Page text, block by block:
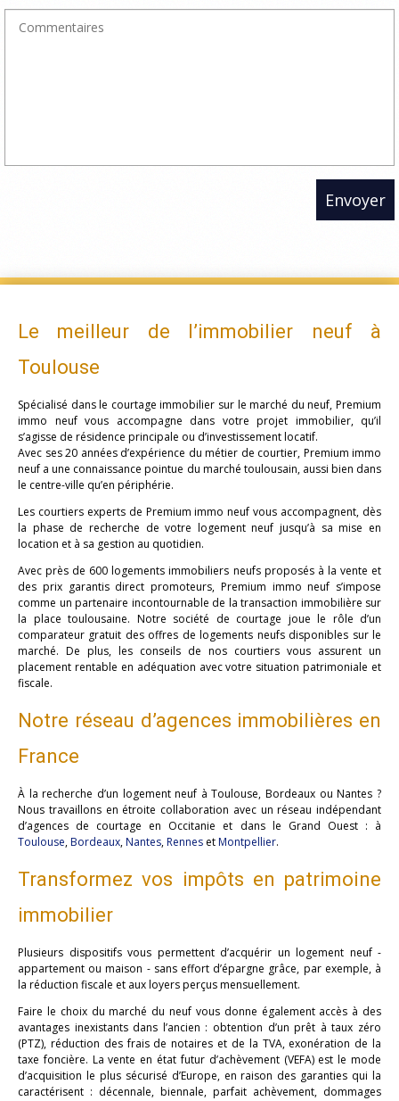
Envoyer
Le meilleur de l’immobilier neuf à
Toulouse
Spécialisé dans le courtage immobilier sur le marché du neuf, Premium
immo neuf vous accompagne dans votre projet immobilier, qu’il
s’agisse de résidence principale ou d’investissement locatif.
Avec ses 20 années d’expérience du métier de courtier, Premium immo
neuf a une connaissance pointue du marché toulousain, aussi bien dans
le centre-ville qu’en périphérie.
Les courtiers experts de Premium immo neuf vous accompagnent, dès
la phase de recherche de votre logement neuf jusqu’à sa mise en
location et à sa gestion au quotidien.
Avec près de 600 logements immobiliers neufs proposés à la vente et
des prix garantis direct promoteurs, Premium immo neuf s’impose
comme un partenaire incontournable de la transaction immobilière sur
la place toulousaine. Notre société de courtage joue le rôle d’un
comparateur gratuit des offres de logements neufs disponibles sur le
marché. De plus, les conseils de nos courtiers vous assurent un
placement rentable en adéquation avec votre situation patrimoniale et
fiscale.
Notre réseau d’agences immobilières en
France
À la recherche d’un logement neuf à Toulouse, Bordeaux ou Nantes ?
Nous travaillons en étroite collaboration avec un réseau indépendant
d’agences de courtage en Occitanie et dans le Grand Ouest : à
Toulouse,Bordeaux,Nantes,Rennes etMontpellier.
Transformez vos impôts en patrimoine
immobilier
Plusieurs dispositifs vous permettent d’acquérir un logement neuf -
appartement ou maison - sans effort d’épargne grâce, par exemple, à
la réduction fiscale et aux loyers perçus mensuellement.
Faire le choix du marché du neuf vous donne également accès à des
avantages inexistants dans l’ancien : obtention d’un prêt à taux zéro
(PTZ), réduction des frais de notaires et de la TVA, exonération de la
taxe foncière. La vente en état futur d’achèvement (VEFA) est le mode
d’acquisition le plus sécurisé d’Europe, en raison des garanties qui la
caractérisent : décennale, biennale, parfait achèvement, dommages